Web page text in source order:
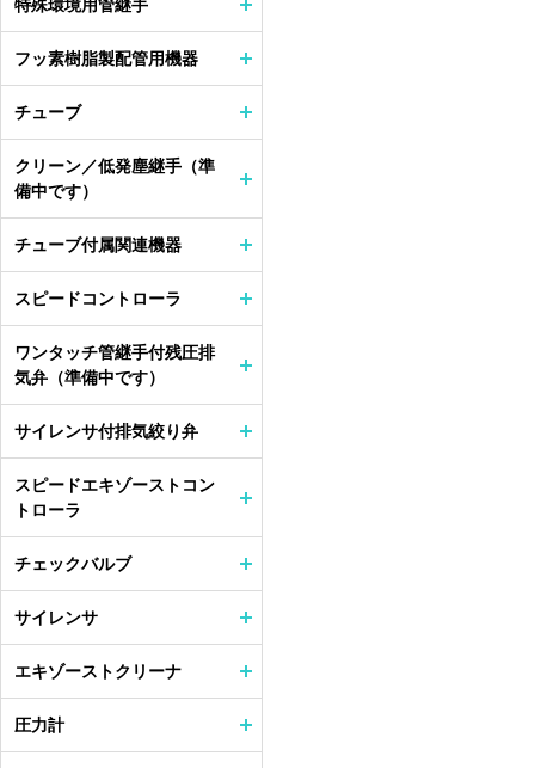
特殊環境用管継手
フッ素樹脂製配管用機器
チューブ
クリーン／低発塵継手（準
備中です）
チューブ付属関連機器
スピードコントローラ
ワンタッチ管継手付残圧排
気弁（準備中です）
サイレンサ付排気絞り弁
スピードエキゾーストコン
トローラ
チェックバルブ
サイレンサ
エキゾーストクリーナ
圧力計